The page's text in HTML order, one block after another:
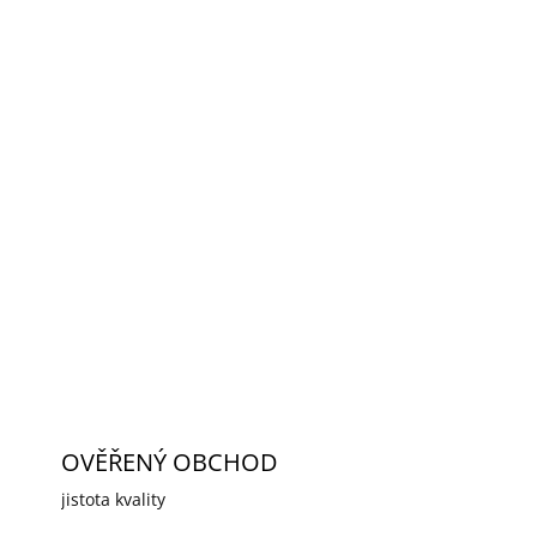
OVĚŘENÝ OBCHOD
jistota kvality